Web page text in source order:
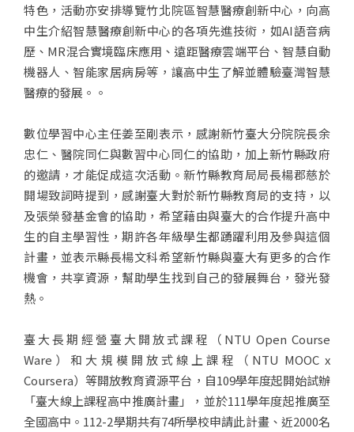
特色，活動亦安排導覽竹北院區智慧醫療創新中心，向高
中生介紹智慧醫療創新中心的各項先進技術，如AI語音病
歷、MR混合實境臨床應用、遠距醫療雲端平台、智慧自動
機器人、智能家居病房等，讓高中生了解並體驗臺灣智慧
醫療的發展。。
數位學習中心主任姜至剛表示，感謝新竹臺大分院院長余
忠仁、醫院同仁與數習中心同仁的協助，加上新竹縣政府
的邀請，才能促成這次活動。新竹縣教育局局長楊郡慈於
開場致詞時提到，感謝臺大對於新竹縣教育局的支持，以
及張榮發基金會的協助，希望藉由與臺大的合作提升高中
生的自主學習性，期許各年級學生都踴躍利用及參與這個
計畫，並表示縣長楊文科希望新竹縣與臺大有更多的合作
機會，共享資源，幫助學生找到自己的發展舞台，發光發
熱。
臺大長期經營臺大開放式課程（NTU Open Course
Ware）和大規模開放式線上課程（NTU MOOC x
Coursera）等開放教育資源平台，自109學年度起開始試辦
「臺大線上課程高中推廣計畫」，並於111學年度起推廣至
全國高中。112-2學期共有74所學校申請此計畫、近2000名